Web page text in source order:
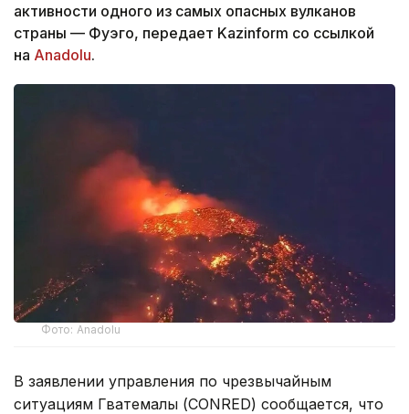
активности одного из самых опасных вулканов
страны — Фуэго, передает Kazinform со ссылкой
на Anadolu.
Фото: Anadolu
В заявлении управления по чрезвычайным
ситуациям Гватемалы (CONRED) сообщается, что